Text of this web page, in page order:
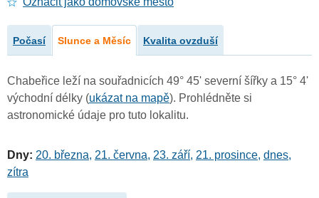
Počasí Slunce a Měsíc Kvalita ovzduší
Chabeřice leží na souřadnicích 49° 45' severní šířky a 15° 4'
východní délky (ukázat na mapě). Prohlédněte si
astronomické údaje pro tuto lokalitu.
Dny: 20. března, 21. června, 23. září, 21. prosince, dnes,
zítra